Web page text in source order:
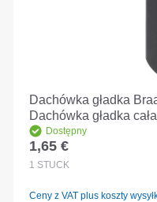
Dachówka gładka
Dachówka gładka cała
Dostępny
Cena regularna:
1,65 €
1 STÜCK
Ceny z VAT plus koszty